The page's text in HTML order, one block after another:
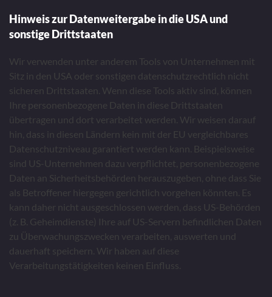
Hinweis zur Datenweitergabe in die USA und
sonstige Drittstaaten
Wir verwenden unter anderem Tools von Unternehmen mit
Sitz in den USA oder sonstigen datenschutzrechtlich nicht
sicheren Drittstaaten. Wenn diese Tools aktiv sind, können
Ihre personenbezogene Daten in diese Drittstaaten
übertragen und dort verarbeitet werden. Wir weisen darauf
hin, dass in diesen Ländern kein mit der EU vergleichbares
Datenschutzniveau garantiert werden kann. Beispielsweise
sind US-Unternehmen dazu verpflichtet, personenbezogene
Daten an Sicherheitsbehörden herauszugeben, ohne dass Sie
als Betroffener hiergegen gerichtlich vorgehen könnten. Es
kann daher nicht ausgeschlossen werden, dass US-Behörden
(z. B. Geheimdienste) Ihre auf US-Servern befindlichen Daten
zu Überwachungszwecken verarbeiten, auswerten und
dauerhaft speichern. Wir haben auf diese
Verarbeitungstätigkeiten keinen Einfluss.